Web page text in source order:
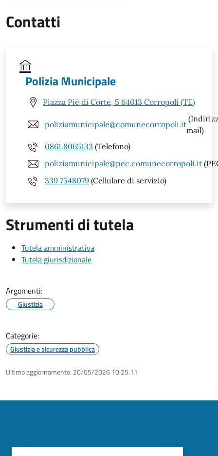
Contatti
Polizia Municipale
Piazza Pié di Corte, 5 64013 Corropoli (TE)
poliziamunicipale@comunecorropoli.it
mail)
0861.8065133 (Telefono)
poliziamunicipale@pec.comunecorropoli.it
339 7548079 (Cellulare di servizio)
Strumenti di tutela
Tutela amministrativa
Tutela giurisdizionale
Argomenti:
Giustizia
Categorie:
Giustizia e sicurezza pubblica
Ultimo aggiornamento: 20/05/2026 10:25.11